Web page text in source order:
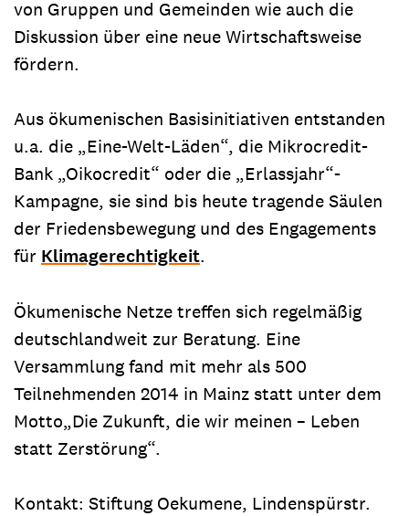
von Gruppen und Gemeinden wie auch die
Diskussion über eine neue Wirtschaftsweise
fördern.
Aus ökumenischen Basisinitiativen entstanden
u.a. die „Eine-Welt-Läden“, die Mikrocredit-
Bank „Oikocredit“ oder die „Erlassjahr“-
Kampagne, sie sind bis heute tragende Säulen
der Friedensbewegung und des Engagements
für Klimagerechtigkeit.
Ökumenische Netze treffen sich regelmäßig
deutschlandweit zur Beratung. Eine
Versammlung fand mit mehr als 500
Teilnehmenden 2014 in Mainz statt unter dem
Motto„Die Zukunft, die wir meinen – Leben
statt Zerstörung“.
Kontakt: Stiftung Oekumene, Lindenspürstr.